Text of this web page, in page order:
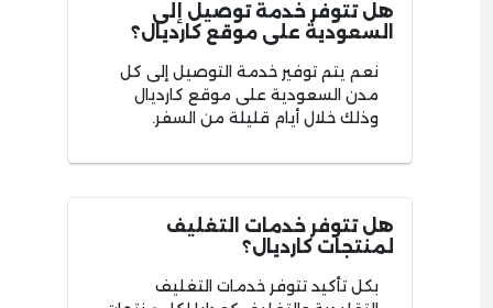
هل تتوفر خدمة توصيل إلى
السعودية على موقع كارديال؟
نعم يتم توفير خدمة التوصيل إلى كل
مدن السعودية على موقع كارديال
وذلك خلال أيام قليلة من السفر.
هل تتوفر خدمات التغليف
لمنتجات كارديال؟
بكل تأكيد تتوفر خدمات التغليف